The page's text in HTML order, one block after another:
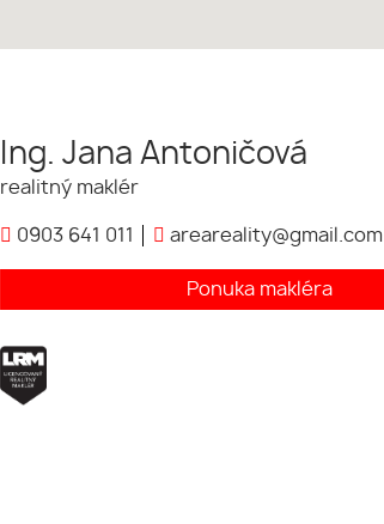
Ing. Jana Antoničová
realitný maklér
0903 641 011 areareality@gmail.com
Ponuka makléra